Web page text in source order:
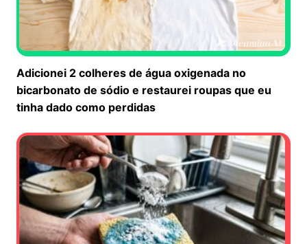
Adicionei 2 colheres de água oxigenada no
bicarbonato de sódio e restaurei roupas que eu
tinha dado como perdidas